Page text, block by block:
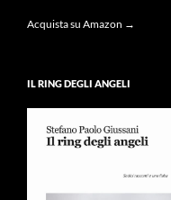
Acquista su Amazon →
IL RING DEGLI ANGELI